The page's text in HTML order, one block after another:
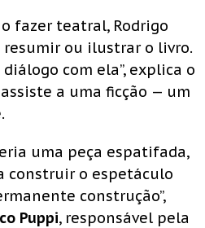
fazer teatral, Rodrigo
ou ilustrar o livro.
com ela”, explica o
a uma ficção — um
uma peça espatifada,
construir o espetáculo
construção”,
Puppi, responsável pela